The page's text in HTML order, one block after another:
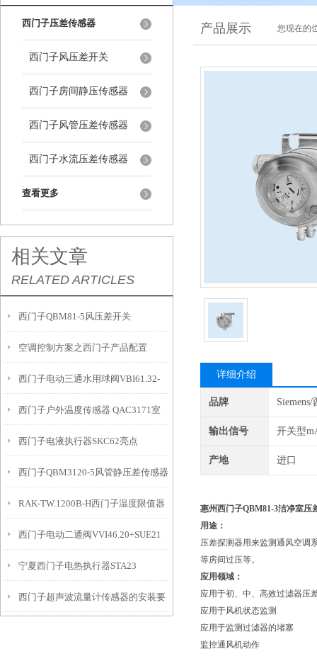
西门子压差传感器
西门子风压差开关
西门子房间静压传感器
西门子风管压差传感器
西门子水流压差传感器
查看更多
相关文章
RELATED ARTICLES
西门子QBM81-5风压差开关
空调控制方案之西门子产品配置
西门子电动三通水用球阀VBI61.32-
16
西门子户外温度传感器 QAC3171室
外气候补偿器
西门子电液执行器SKC62亮点
西门子QBM3120-5风管静压差传感器
优点
RAK-TW.1200B-H西门子温度限值器
西门子电动二通阀VVI46.20+SUE21
宁夏西门子电热执行器STA23
西门子超声波流量计传感器的安装要
产品展示 您现在的
详细介绍
品牌
输出信号 开关型
产地 进口
惠州西门子QBM81-3洁净室压
用途：
压差探测器用来监测通风空调
等房间过压等。
应用领域：
应用于初、中、高效过滤器压
应用于风机状态监测
应用于监测过滤器的堵塞
监控通风机动作